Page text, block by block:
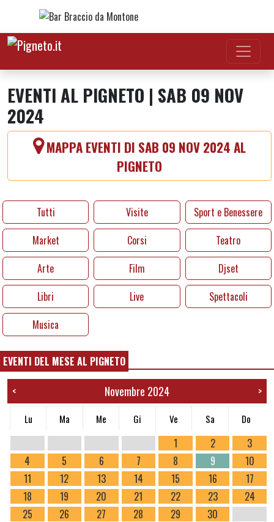
Vai al contenuto
EVENTI AL PIGNETO | SAB 09 NOV
2024
MAPPA EVENTI DI SAB 09 NOV 2024 AL
PIGNETO
Tutti Visite
Sport e Benessere
Market
Corsi
Teatro
Arte
Film
Djset
Libri
Live
Spettacoli
Musica
EVENTI DEL MESE AL PIGNETO
< Novembre 2024 >
Lu Ma Me Gi Ve Sa Do
1 2
3
4
5 6 7 8 9
10
11
12 13 14 15 16
17
18
19 20 21 22 23
24
25
26 27 28 29 30